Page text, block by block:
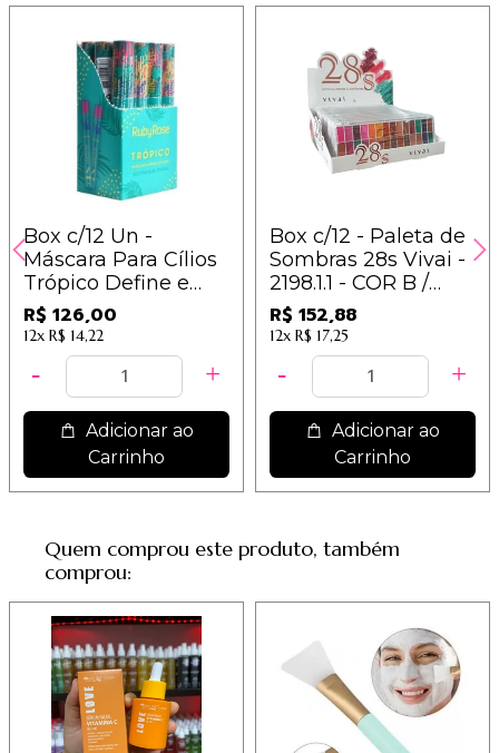
Box c/12 Un -
Máscara Para Cílios
Trópico Define e
Alonga - Ruby Rose
- HB-500 - 10,50
R$ 126,00
12x R$ 14,22
Adicionar ao
Carrinho
Box c/12 - Paleta de
Sombras 28s Vivai -
2198.1.1 - COR B /
12,74
R$ 152,88
12x R$ 17,25
Adicionar ao
Carrinho
Quem comprou este produto, também
comprou: